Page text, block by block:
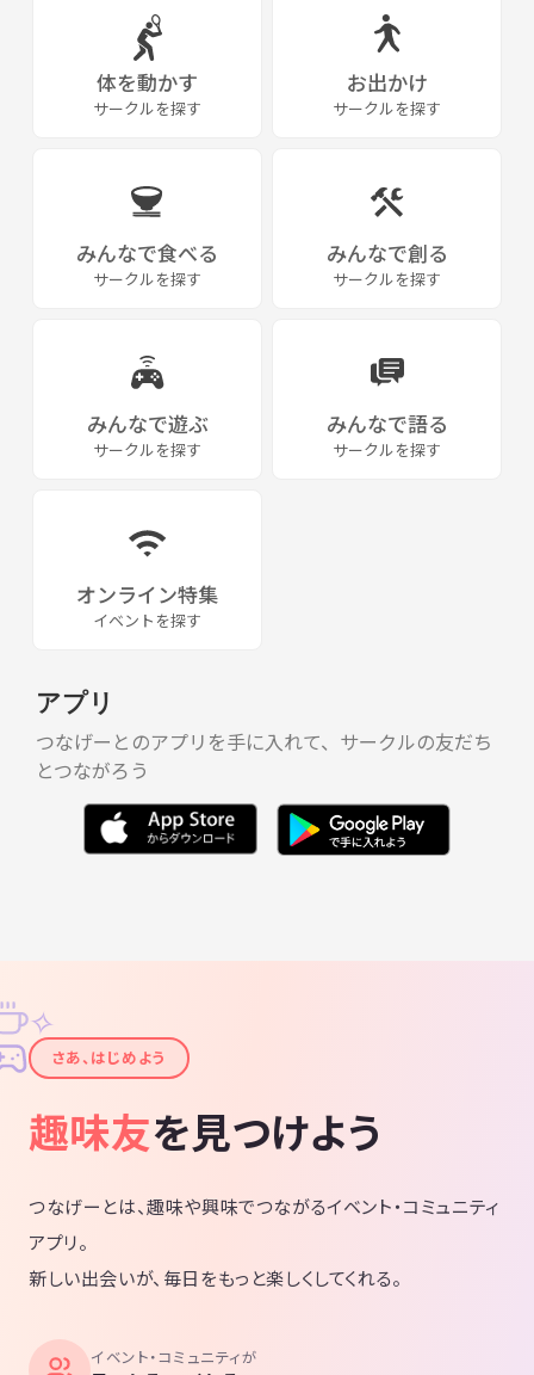
体を動かす
サークルを探す
お出かけ
サークルを探す
みんなで食べる
サークルを探す
みんなで創る
サークルを探す
みんなで遊ぶ
サークルを探す
みんなで語る
サークルを探す
オンライン特集
イベントを探す
アプリ
つなげーとのアプリを手に入れて、サークルの友だち
とつながろう
✦
✧
さあ、はじめよう
趣味友を見つけよう
つなげーとは、趣味や興味でつながるイベント・コミュニティ
アプリ。
新しい出会いが、毎日をもっと楽しくしてくれる。
イベント・コミュニティが